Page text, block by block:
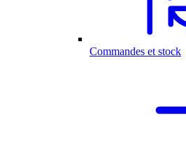
Commandes et stock